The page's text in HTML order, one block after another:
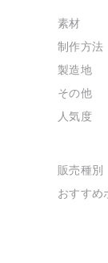
素材
制作方法
製造地
その他
人気度
販売種別
おすすめ